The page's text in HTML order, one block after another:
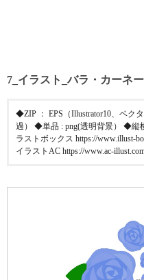
7_イラスト_バラ・カーネ
◆ZIP ： EPS（Illustrator10、ベク
過） ◆単品 : png(透明背景） ◆縦
ラストボックス https://www.illust-
イラストAC https://www.ac-